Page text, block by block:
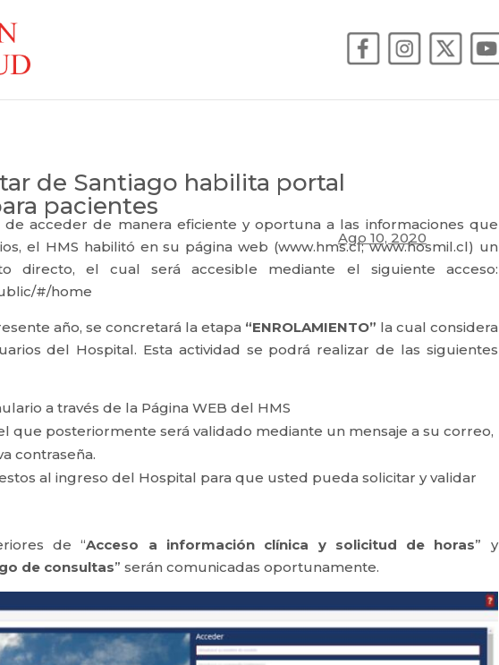
de Santiago habilita portal
pacientes
Ago 10, 2020
acceder de manera eficiente y oportuna a las informaciones que
el HMS habilitó en su página web (www.hms.cl; www.hosmil.cl) un
directo, el cual será accesible mediante el siguiente acceso:
#/home
año, se concretará la etapa “ENROLAMIENTO” la cual considera
del Hospital. Esta actividad se podrá realizar de las siguientes
a través de la Página WEB del HMS
que posteriormente será validado mediante un mensaje a su correo,
contraseña.
al ingreso del Hospital para que usted pueda solicitar y validar
de “Acceso a información clínica y solicitud de horas” y
de consultas” serán comunicadas oportunamente.